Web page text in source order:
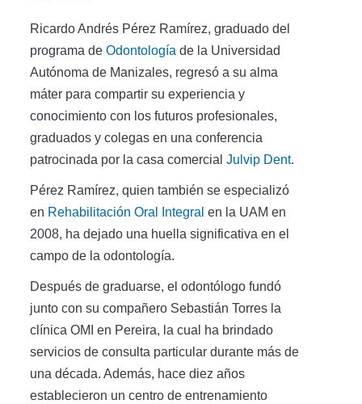
Ricardo Andrés Pérez Ramírez, graduado del
programa de Odontología de la Universidad
Autónoma de Manizales, regresó a su alma
máter para compartir su experiencia y
conocimiento con los futuros profesionales,
graduados y colegas en una conferencia
patrocinada por la casa comercial Julvip Dent.
Pérez Ramírez, quien también se especializó
en Rehabilitación Oral Integral en la UAM en
2008, ha dejado una huella significativa en el
campo de la odontología.
Después de graduarse, el odontólogo fundó
junto con su compañero Sebastián Torres la
clínica OMI en Pereira, la cual ha brindado
servicios de consulta particular durante más de
una década. Además, hace diez años
establecieron un centro de entrenamiento